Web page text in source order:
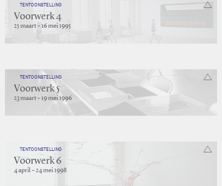
TENTOONSTELLING
Voorwerk 4
25 maart – 16 mei 1995
TENTOONSTELLING
Voorwerk 5
23 maart – 19 mei 1996
TENTOONSTELLING
Voorwerk 6
4 april – 24 mei 1998